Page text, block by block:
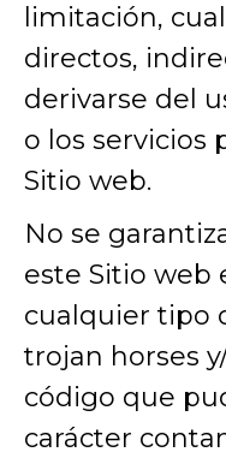
limitación,
directos,
derivarse del
o los servicios
Sitio web.
No se
este Sitio web
cualquier tipo
trojan horses
código que
carácter